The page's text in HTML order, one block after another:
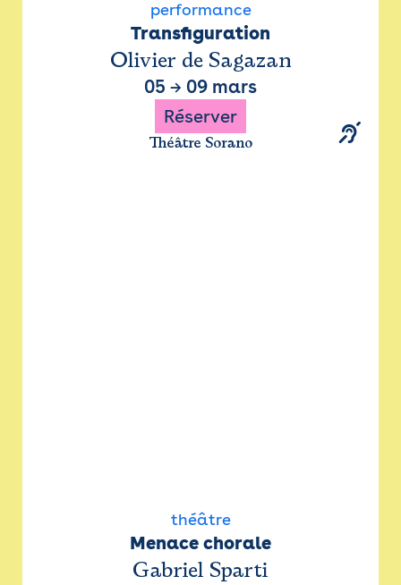
performance
Transfiguration
Olivier de Sagazan
05 → 09 mars
Réserver
Théâtre Sorano
théâtre
Menace chorale
Gabriel Sparti